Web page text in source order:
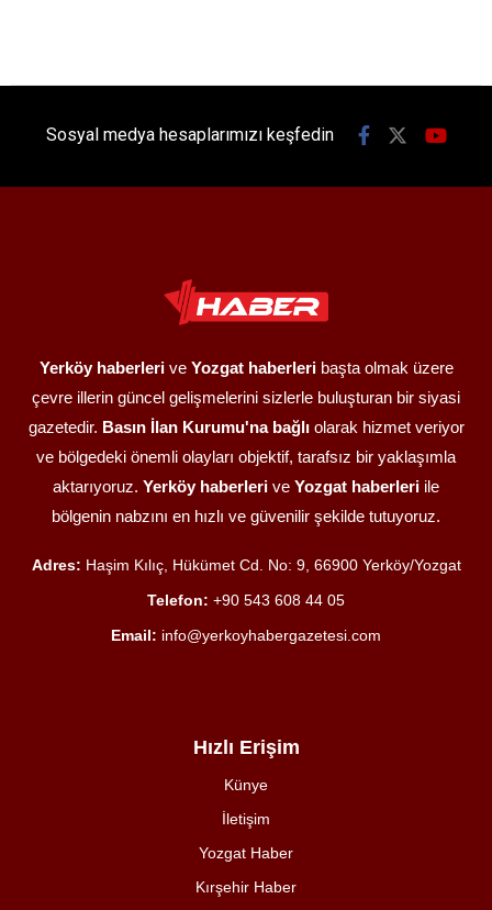
Sosyal medya hesaplarımızı keşfedin
Yerköy haberlerive Yozgat haberleribaşta olmak üzere
çevre illerin güncel gelişmelerini sizlerle buluşturan bir siyasi
gazetedir. Basın İlan Kurumu'na bağlıolarak hizmet veriyor
ve bölgedeki önemli olayları objektif, tarafsız bir yaklaşımla
aktarıyoruz. Yerköy haberleri ve Yozgat haberleri ile
bölgenin nabzını en hızlı ve güvenilir şekilde tutuyoruz.
Adres: Haşim Kılıç, Hükümet Cd. No: 9, 66900 Yerköy/Yozgat
Telefon: +90 543 608 44 05
Email: info@yerkoyhabergazetesi.com
Hızlı Erişim
Künye
İletişim
Yozgat Haber
Kırşehir Haber